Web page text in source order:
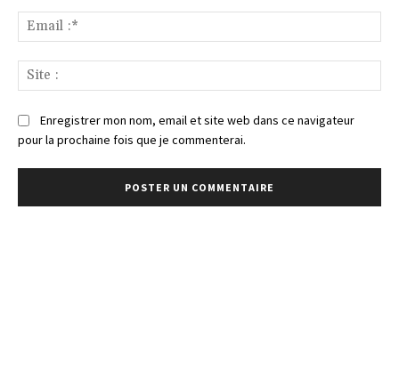
:*
:
Enregistrer mon nom, email et site web dans ce navigateur
pour la prochaine fois que je commenterai.